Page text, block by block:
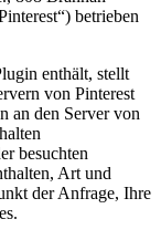
betrieben
enthält, stellt
von Pinterest
an den Server von
besuchten
Art und
der Anfrage, Ihre